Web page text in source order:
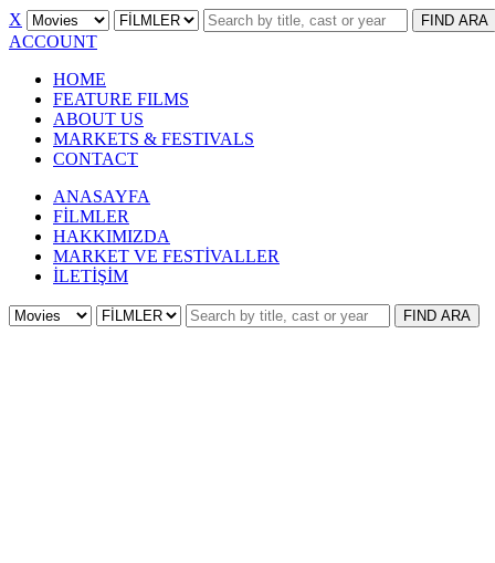
X FIND ARA
ACCOUNT
HOME
FEATURE FILMS
ABOUT US
MARKETS & FESTIVALS
CONTACT
ANASAYFA
FİLMLER
HAKKIMIZDA
MARKET VE FESTİVALLER
İLETİŞİM
FIND ARA